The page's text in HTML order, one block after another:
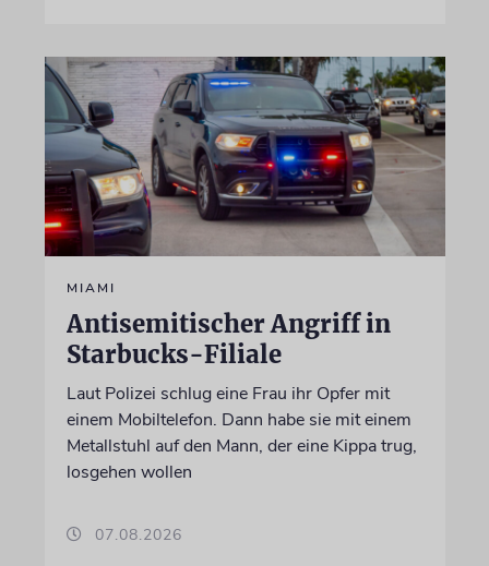
MIAMI
Antisemitischer Angriff in
Starbucks-Filiale
Laut Polizei schlug eine Frau ihr Opfer mit
einem Mobiltelefon. Dann habe sie mit einem
Metallstuhl auf den Mann, der eine Kippa trug,
losgehen wollen
07.08.2026